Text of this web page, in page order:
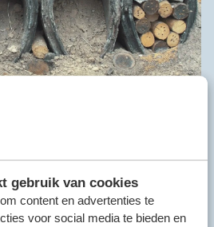
gebruik van cookies
content en advertenties te
voor social media te bieden en
een vlinder hop-over,
voor insecten.